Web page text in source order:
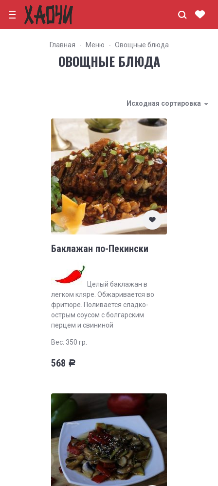
Главная Меню Овощные блюда
ОВОЩНЫЕ БЛЮДА
Исходная сортировка
Баклажан по-Пекински
Целый баклажан в
легком кляре. Обжаривается во
фритюре. Поливается сладко-
острым соусом с болгарским
перцем и свининой
Вес: 350 гр.
568 Р